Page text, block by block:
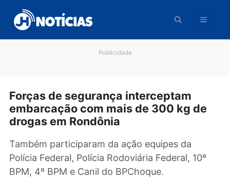
para
conteúdo
Forças de segurança interceptam
embarcação com mais de 300 kg de
Também participaram da ação equipes da
Polícia Federal, Polícia Rodoviária Federal, 10º